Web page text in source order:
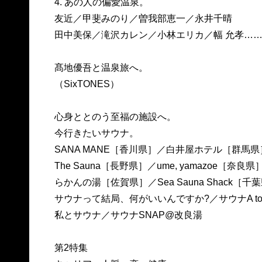
4. あの人の偏愛温泉。
友近／甲斐みのり／曽我部恵一／永井千晴
田中美保／滝沢カレン／小林エリカ／幅 允孝……
髙地優吾と温泉旅へ。
（SixTONES）
心身ととのう至福の施設へ。
今行きたいサウナ。
SANA MANE［香川県］／白井屋ホテル［群馬県
The Sauna［長野県］／ume, yamazoe［奈良県］
らかんの湯［佐賀県］／Sea Sauna Shack［千葉
サウナって結局、何がいいんですか?／サウナA
私とサウナ／サウナSNAP@改良湯
第2特集